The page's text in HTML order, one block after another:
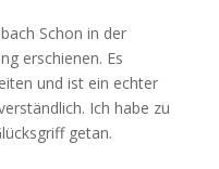
Schon in der
er­schienen. Es
und ist ein echter
Ich habe zu
getan.